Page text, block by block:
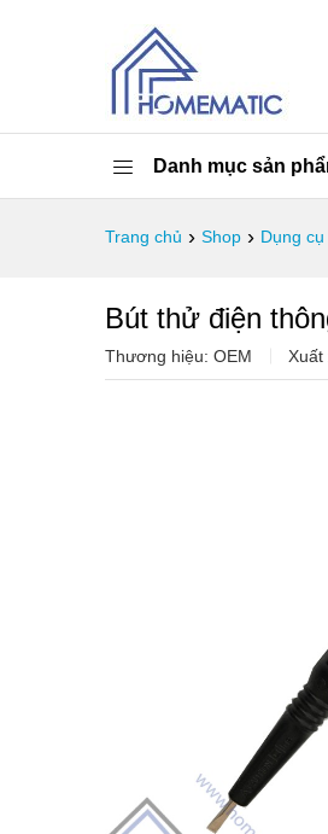
Danh mục sản
Trang chủ › Shop › Dụng
Bút thử điện
Thương hiệu: OEM Xuất